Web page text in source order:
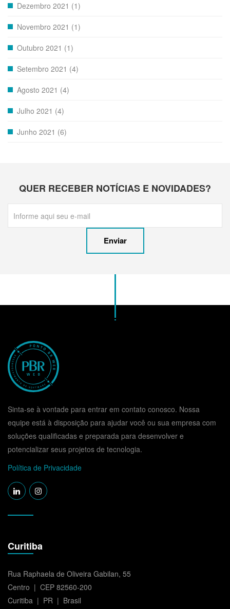
Dezembro 2021 (1)
Novembro 2021 (1)
Outubro 2021 (1)
Setembro 2021 (4)
Agosto 2021 (4)
Julho 2021 (4)
Junho 2021 (6)
QUER RECEBER NOTÍCIAS E NOVIDADES?
Enviar
Sinta-se à vontade para entrar em contato conosco. Nossa
equipe está à disposição para ajudar você ou sua empresa com
soluções qualificadas e preparada para desenvolver e
potencializar seus projetos de tecnologia.
Política de Privacidade
Curitiba
Rua Raphaela de Oliveira Gabilan, 55
Centro | CEP 82560-200
Curitiba | PR | Brasil